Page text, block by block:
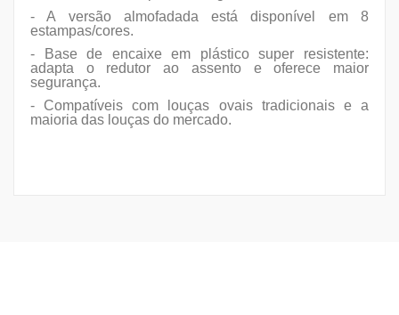
- A versão almofadada está disponível em 8
estampas/cores.
- Base de encaixe em plástico super resistente:
adapta o redutor ao assento e oferece maior
segurança.
- Compatíveis com louças ovais tradicionais e a
maioria das louças do mercado.